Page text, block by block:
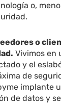
o,
o
Vivimos en
y el
de
implante
de datos y